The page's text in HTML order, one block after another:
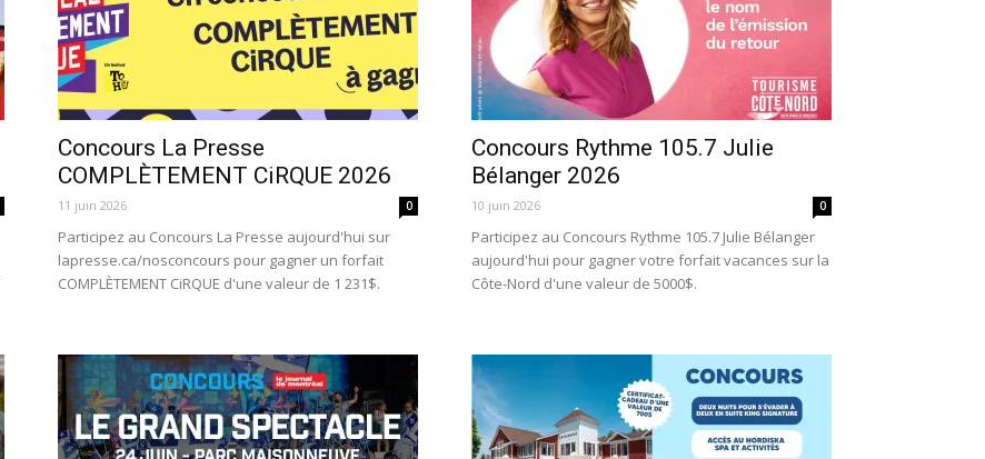
Concours La Presse
COMPLÈTEMENT CiRQUE 2026
11 juin 2026 0
Participez au Concours La Presse aujourd'hui sur
lapresse.ca/nosconcours pour gagner un forfait
COMPLÈTEMENT CiRQUE d'une valeur de 1 231$.
Concours Rythme 105.7 Julie
Bélanger 2026
10 juin 2026 0
Participez au Concours Rythme 105.7 Julie Bélanger
aujourd'hui pour gagner votre forfait vacances sur la
Côte-Nord d'une valeur de 5000$.